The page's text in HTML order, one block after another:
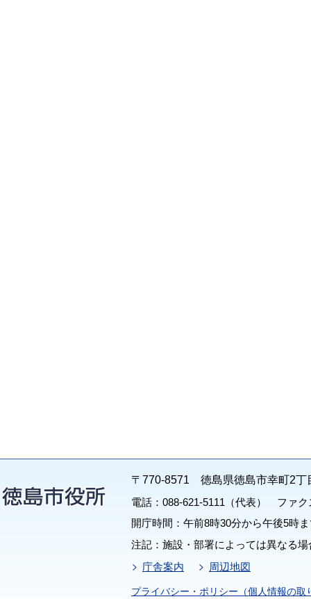
〒770-8571 徳島県徳島市幸町2丁
電話：088-621-5111（代表） ファク
開庁時間：午前8時30分から午後5時
注記：施設・部署によっては異なる
庁舎案内
周辺地図
プライバシー・ポリシー（個人情報の取